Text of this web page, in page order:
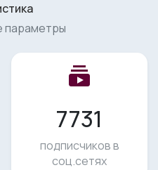
параметры
subscriptions
7731
подписчиков в
соц.сетях